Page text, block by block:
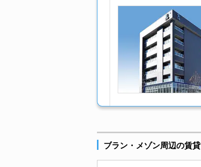
ブラン・メゾン周辺の賃